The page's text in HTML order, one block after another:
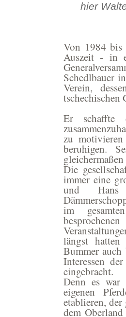
hier
Von 1984 bis
Auszeit - in
Schedlbauer
Verein,
tschechischen
Er schaffte
zu
beruhigen.
Die
immer eine
und Hans
im
längst
Bummer auch
Interessen
eingebracht.
Denn es war
eigenen
etablieren, der
dem